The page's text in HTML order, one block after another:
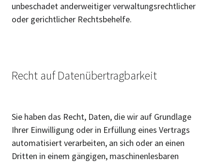
unbeschadet anderweitiger verwaltungsrechtlicher
oder gerichtlicher Rechtsbehelfe.
Recht auf Datenübertragbarkeit
Sie haben das Recht, Daten, die wir auf Grundlage
Ihrer Einwilligung oder in Erfüllung eines Vertrags
automatisiert verarbeiten, an sich oder an einen
Dritten in einem gängigen, maschinenlesbaren